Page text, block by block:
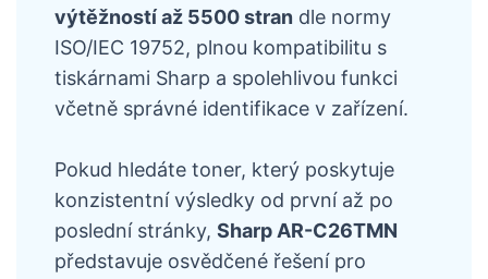
výtěžností až 5500 stran dle normy
ISO/IEC 19752, plnou kompatibilitu s
tiskárnami Sharp a spolehlivou funkci
včetně správné identifikace v zařízení.
Pokud hledáte toner, který poskytuje
konzistentní výsledky od první až po
poslední stránky, Sharp AR-C26TMN
představuje osvědčené řešení pro